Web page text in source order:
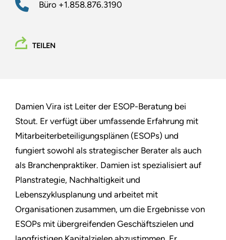
Büro +1.858.876.3190
TEILEN
Damien Vira ist Leiter der ESOP-Beratung bei
Stout. Er verfügt über umfassende Erfahrung mit
Mitarbeiterbeteiligungsplänen (ESOPs) und
fungiert sowohl als strategischer Berater als auch
als Branchenpraktiker. Damien ist spezialisiert auf
Planstrategie, Nachhaltigkeit und
Lebenszyklusplanung und arbeitet mit
Organisationen zusammen, um die Ergebnisse von
ESOPs mit übergreifenden Geschäftszielen und